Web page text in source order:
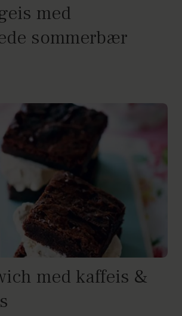
med
sommerbær
med kaffeis &